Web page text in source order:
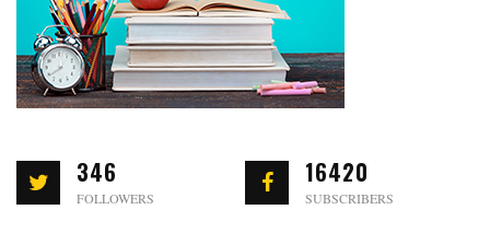
346
FOLLOWERS
16420
SUBSCRIBERS